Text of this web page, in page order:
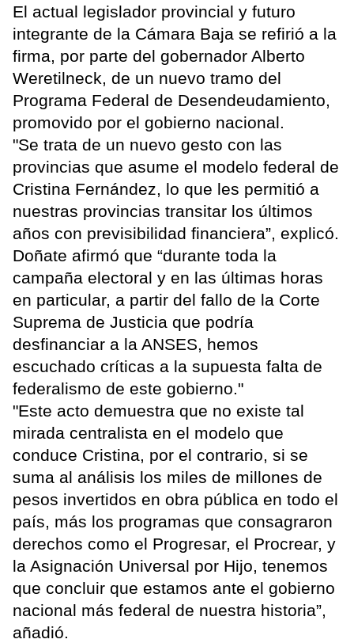
El actual legislador provincial y futuro
integrante de la Cámara Baja se refirió a la
firma, por parte del gobernador Alberto
Weretilneck, de un nuevo tramo del
Programa Federal de Desendeudamiento,
promovido por el gobierno nacional.
"Se trata de un nuevo gesto con las
provincias que asume el modelo federal de
Cristina Fernández, lo que les permitió a
nuestras provincias transitar los últimos
años con previsibilidad financiera”, explicó.
Doñate afirmó que “durante toda la
campaña electoral y en las últimas horas
en particular, a partir del fallo de la Corte
Suprema de Justicia que podría
desfinanciar a la ANSES, hemos
escuchado críticas a la supuesta falta de
federalismo de este gobierno."
"Este acto demuestra que no existe tal
mirada centralista en el modelo que
conduce Cristina, por el contrario, si se
suma al análisis los miles de millones de
pesos invertidos en obra pública en todo el
país, más los programas que consagraron
derechos como el Progresar, el Procrear, y
la Asignación Universal por Hijo, tenemos
que concluir que estamos ante el gobierno
nacional más federal de nuestra historia”,
añadió.